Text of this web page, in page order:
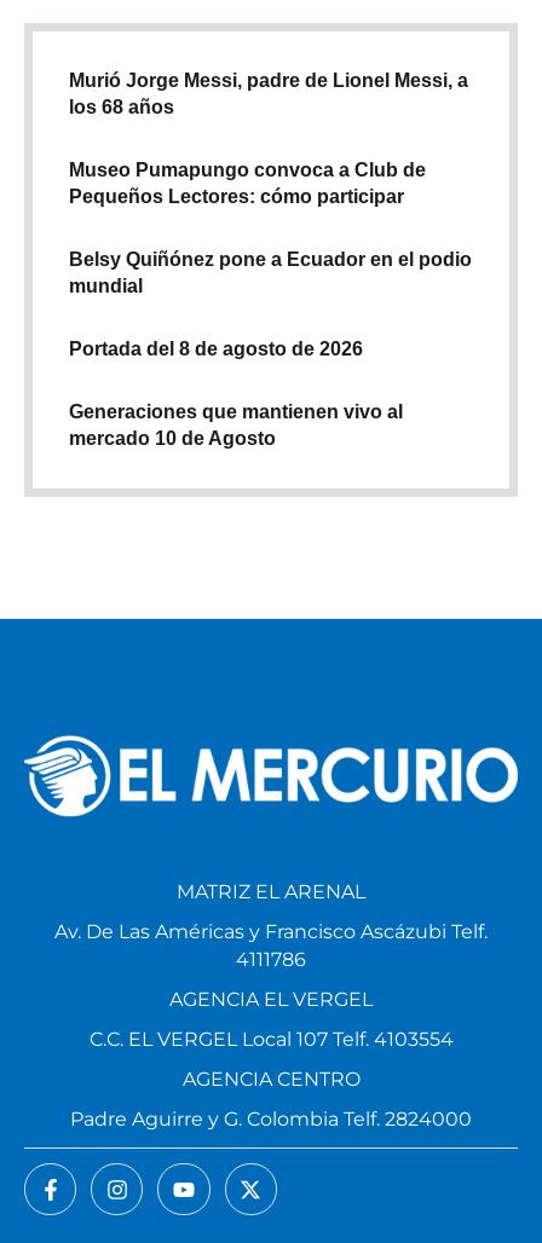
Murió Jorge Messi, padre de Lionel Messi, a
los 68 años
Museo Pumapungo convoca a Club de
Pequeños Lectores: cómo participar
Belsy Quiñónez pone a Ecuador en el podio
mundial
Portada del 8 de agosto de 2026
Generaciones que mantienen vivo al
mercado 10 de Agosto
MATRIZ EL ARENAL
Av. De Las Américas y Francisco Ascázubi Telf.
4111786
AGENCIA EL VERGEL
C.C. EL VERGEL Local 107 Telf. 4103554
AGENCIA CENTRO
Padre Aguirre y G. Colombia Telf. 2824000